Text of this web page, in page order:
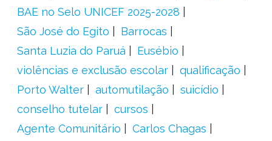
BAE no Selo UNICEF 2025-2028
São José do Egito
Barrocas
Santa Luzia do Paruá
Eusébio
violências e exclusão escolar
qualificação
Porto Walter
automutilação
suicídio
conselho tutelar
cursos
Agente Comunitário
Carlos Chagas